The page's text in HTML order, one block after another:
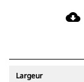
cloud_download
Largeur